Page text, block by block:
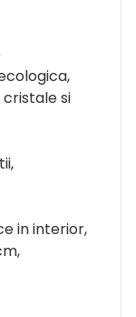
si
in interior,